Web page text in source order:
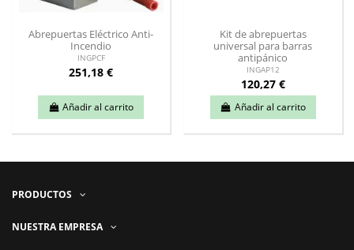
Abrepuertas Eléctrico Anti-
Incendio
INGPCF
251,18 €
Añadir al carrito
Kit de abrepuertas
universal para barras
antipánico
INGAP12
120,27 €
Añadir al carrito
PRODUCTOS
NUESTRA EMPRESA